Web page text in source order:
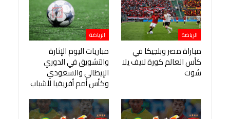
الرياضة
مباراة مصر وبلجيكا في
كأس العالم كورة لايف يلا
شوت
الرياضة
مباريات اليوم الإثارة
والتشويق في الدوري
الإيطالي والسعودي
وكأس أمم أفريقيا للشباب